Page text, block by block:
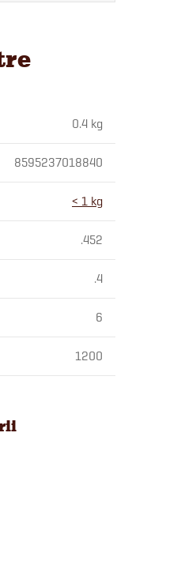
0.4 kg
8595237018840
< 1 kg
.452
.4
6
1200